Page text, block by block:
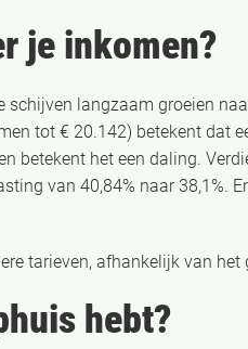
je inkomen?
schijven langzaam groeien
tot € 20.142) betekent dat
betekent het een daling.
van 40,84% naar 38,1%.
tarieven, afhankelijk van het
hebt?